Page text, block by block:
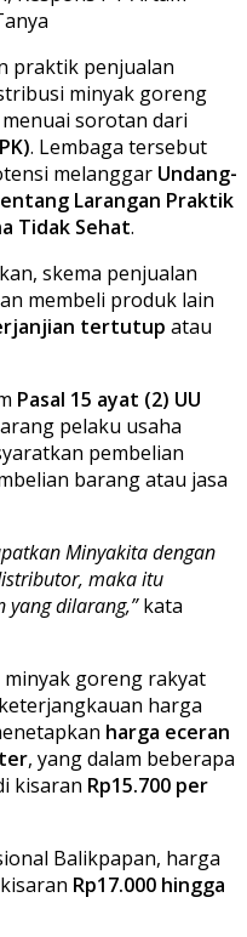
praktik penjualan
minyak goreng
sorotan dari
. Lembaga tersebut
melanggar Undang-
Larangan Praktik
Tidak Sehat.
skema penjualan
membeli produk lain
tertutup atau
Pasal 15 ayat (2) UU
pelaku usaha
pembelian
barang atau jasa
Minyakita dengan
maka itu
yang dilarang,”kata
goreng rakyat
harga
harga eceran
, yang dalam beberapa
kisaran Rp15.700 per
Balikpapan, harga
Rp17.000 hingga